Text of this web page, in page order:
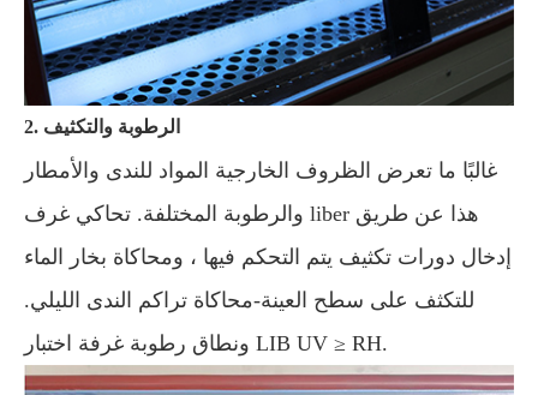
2. الرطوبة والتكثيف
غالبًا ما تعرض الظروف الخارجية المواد للندى والأمطار
والرطوبة المختلفة. تحاكي غرف liber هذا عن طريق
إدخال دورات تكثيف يتم التحكم فيها ، ومحاكاة بخار الماء
للتكثف على سطح العينة-محاكاة تراكم الندى الليلي.
ونطاق رطوبة غرفة اختبار LIB UV ≥ RH.